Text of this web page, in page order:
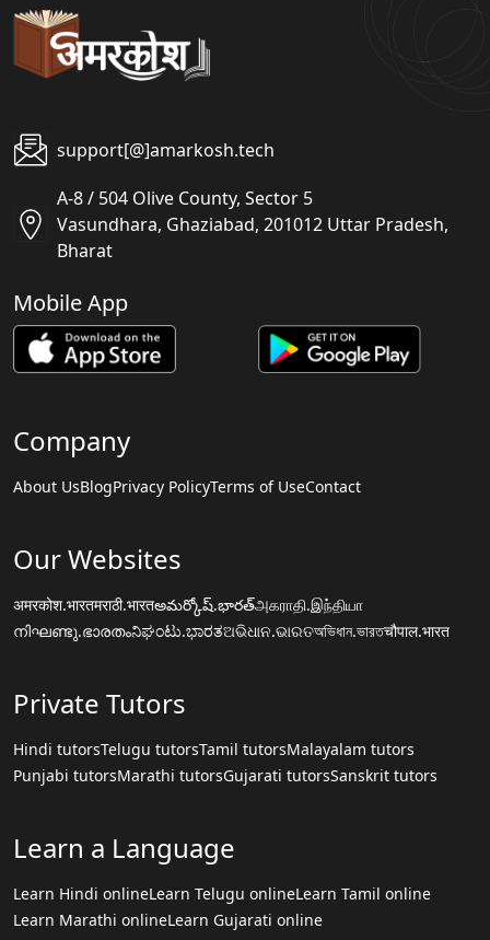
support[@]amarkosh.tech
A-8 / 504 Olive County, Sector 5
Vasundhara, Ghaziabad, 201012 Uttar Pradesh,
Bharat
Mobile App
Company
About UsBlogPrivacy PolicyTerms of UseContact
Our Websites
अमरकोश.भारतमराठी.भारतఅమర్కోష్.భారత్அகராதி.இந்தியா
നിഘണ്ടു.ഭാരതംನಿಘಂಟು.ಭಾರತଅଭିଧାନ.ଭାରତঅভিধান.ভারতचौपाल.भारत
Private Tutors
Hindi tutorsTelugu tutorsTamil tutorsMalayalam tutors
Punjabi tutorsMarathi tutorsGujarati tutorsSanskrit tutors
Learn a Language
Learn Hindi onlineLearn Telugu onlineLearn Tamil online
Learn Marathi onlineLearn Gujarati online